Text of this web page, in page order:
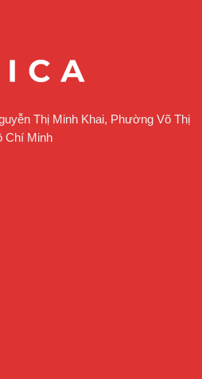
Thị Minh Khai, Phường Võ Thị
Chí Minh